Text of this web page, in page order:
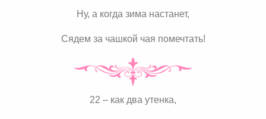
Ну, а когда зима настанет,
Сядем за чашкой чая помечтать!
22 – как два утенка,